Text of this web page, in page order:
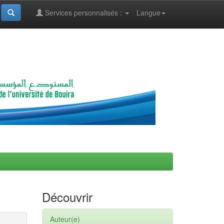
Langue
Services personnalisés :
Découvrir
Auteur(e)